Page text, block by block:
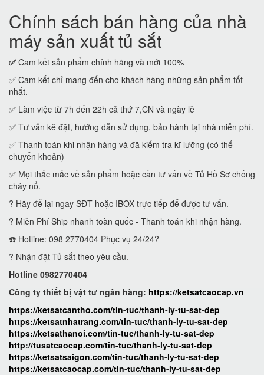
Chính sách bán hàng của nhà
máy sản xuất tủ sắt
✅ Cam kết sản phẩm chính hãng và mới 100%
✅ Cam kết chỉ mang đến cho khách hàng những sản phẩm tốt
nhất.
✅ Làm việc từ 7h đến 22h cả thứ 7,CN và ngày lễ
✅ Tư vấn kê đặt, hướng dẫn sử dụng, bảo hành tại nhà miễn phí.
✅ Thanh toán khi nhận hàng và đã kiểm tra kĩ lưỡng (có thể
chuyển khoản)
✅ Mọi thắc mắc về sản phẩm hoặc cần tư vấn về Tủ Hồ Sơ chống
cháy nổ.
? Hãy để lại ngay SĐT hoặc IBOX trực tiếp để được tư vấn.
? Miễn Phí Ship nhanh toàn quốc - Thanh toán khi nhận hàng.
☎️ Hotline: 098 2770404 Phục vụ 24/24?
? Nhận đặt Tủ sắt theo yêu cầu.
Hotline 0982770404
Công ty thiết bị vật tư ngân hàng: https://ketsatcaocap.vn
https://ketsatcantho.com/tin-tuc/thanh-ly-tu-sat-dep
https://ketsatnhatrang.com/tin-tuc/thanh-ly-tu-sat-dep
https://ketsathanoi.com/tin-tuc/thanh-ly-tu-sat-dep
http://tusatcaocap.com/tin-tuc/thanh-ly-tu-sat-dep
https://ketsatsaigon.com/tin-tuc/thanh-ly-tu-sat-dep
https://ketsatcaocap.com/tin-tuc/thanh-ly-tu-sat-dep